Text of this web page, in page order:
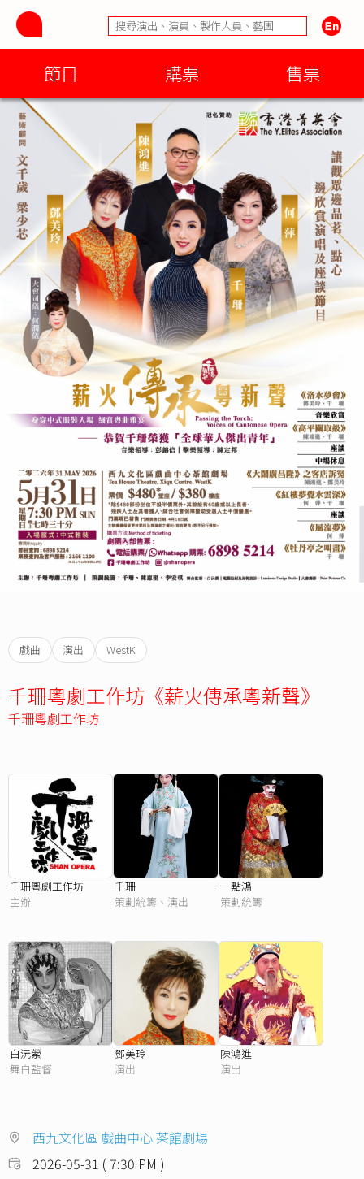
節目 購票 售票
戲曲 演出 WestK
千珊粵劇工作坊《薪火傳承粵新聲》
千珊粵劇工作坊
千珊粵劇工作坊
主辦
千珊
策劃統籌、演出
一點鴻
策劃統籌
白沅縈
舞白監督
鄧美玲
演出
陳鴻進
演出
西九文化區 戲曲中心 茶館劇場
2026-05-31 ( 7:30 PM )